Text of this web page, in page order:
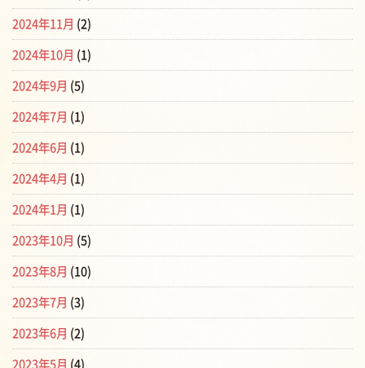
2024年11月 (2)
2024年10月 (1)
2024年9月 (5)
2024年7月 (1)
2024年6月 (1)
2024年4月 (1)
2024年1月 (1)
2023年10月 (5)
2023年8月 (10)
2023年7月 (3)
2023年6月 (2)
2023年5月 (4)